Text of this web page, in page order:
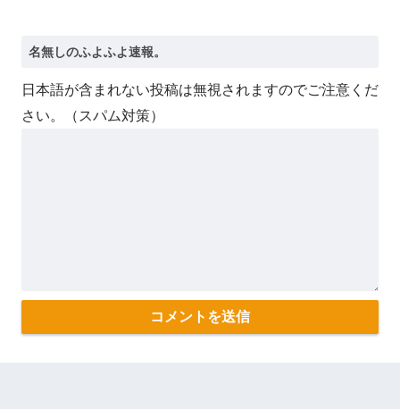
日本語が含まれない投稿は無視されますのでご注意くだ
さい。（スパム対策）